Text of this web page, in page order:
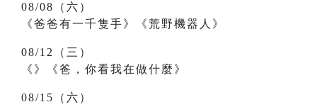
08/08（六）
《爸爸有一千隻手》《荒野機器人》
08/12（三）
《》《爸，你看我在做什麼》
08/15（六）